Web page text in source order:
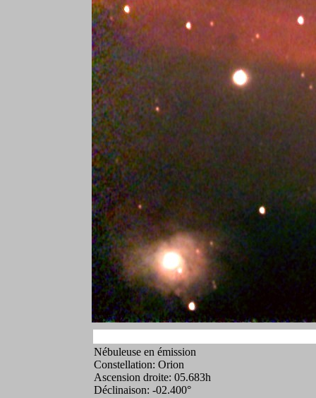
Nébuleuse en émission
Constellation: Orion
Ascension droite: 05.683h
Déclinaison: -02.400°